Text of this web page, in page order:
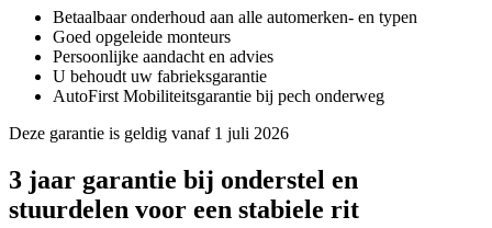
Betaalbaar onderhoud aan alle automerken- en typen
Goed opgeleide monteurs
Persoonlijke aandacht en advies
U behoudt uw fabrieksgarantie
AutoFirst Mobiliteitsgarantie bij pech onderweg
Deze garantie is geldig vanaf 1 juli 2026
3 jaar garantie bij onderstel en
stuurdelen voor een stabiele rit